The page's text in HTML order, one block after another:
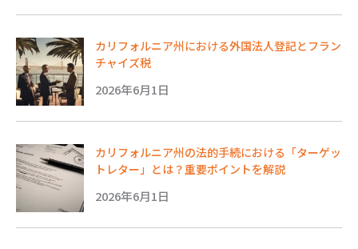
カリフォルニア州における外国法人登記とフラン
チャイズ税
2026年6月1日
カリフォルニア州の法的手続における「ターゲッ
トレター」とは？重要ポイントを解説
2026年6月1日